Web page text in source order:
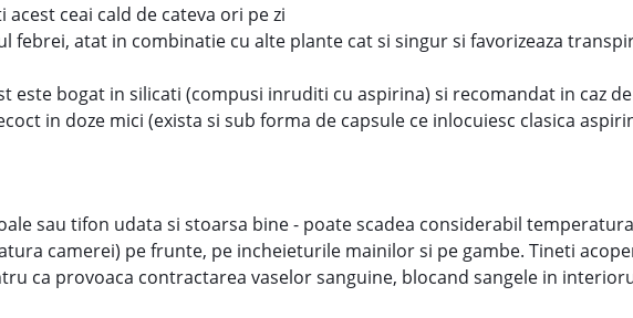
ceai cald de cateva ori pe zi
febrei, atat in combinatie cu alte plante cat si singur si favorizeaza
este bogat in silicati (compusi inruditi cu aspirina) si recomandat in caz
in doze mici (exista si sub forma de capsule ce inlocuiesc clasica
sau tifon udata si stoarsa bine - poate scadea considerabil
camerei) pe frunte, pe incheieturile mainilor si pe gambe. Tineti
ca provoaca contractarea vaselor sanguine, blocand sangele in